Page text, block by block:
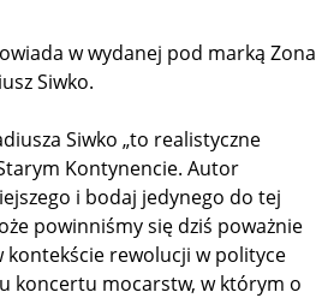
w wydanej pod marką Zona
Siwko.
Siwko „to realistyczne
Kontynencie. Autor
i bodaj jedynego do tej
powinniśmy się dziś poważnie
kontekście rewolucji w polityce
koncertu mocarstw, w którym o